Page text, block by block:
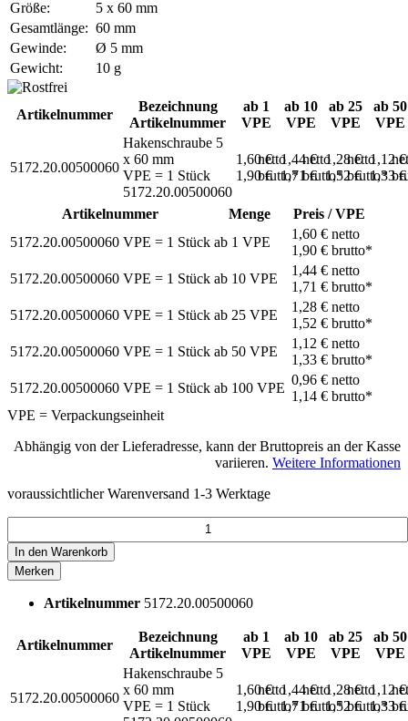
Größe:
5 x 60 mm
Gesamtlänge: 60 mm
Gewinde:
Ø 5 mm
Gewicht:
10 g
Artikelnummer
Bezeichnung
Artikelnummer
ab 1
VPE
ab 10
VPE
ab 25
VPE
ab 50
VPE
5172.20.00500060
Hakenschraube 5
x 60 mm
VPE = 1 Stück
5172.20.00500060
1,60 €
netto
1,90 €brutto*
1,44 €
netto
1,71 €brutto*
1,28 €
netto
1,52 €brutto*
1,12
1,33
Artikelnummer Menge
Preis / VPE
5172.20.00500060 VPE = 1 Stück ab 1 VPE
1,60 €netto
1,90 €brutto*
5172.20.00500060 VPE = 1 Stück ab 10 VPE
1,44 €netto
1,71 €brutto*
5172.20.00500060 VPE = 1 Stück ab 25 VPE
1,28 €netto
1,52 €brutto*
5172.20.00500060 VPE = 1 Stück ab 50 VPE
1,12 €netto
1,33 €brutto*
5172.20.00500060 VPE = 1 Stück ab 100 VPE
0,96 €netto
1,14 €brutto*
VPE = Verpackungseinheit
Abhängig von der Lieferadresse, kann der Bruttopreis an der Kasse
variieren. Weitere Informationen
voraussichtlicher Warenversand 1-3 Werktage
In den Warenkorb
Merken
Artikelnummer 5172.20.00500060
Artikelnummer
Bezeichnung
Artikelnummer
ab 1
VPE
ab 10
VPE
ab 25
VPE
ab 50
VPE
5172.20.00500060
Hakenschraube 5
x 60 mm
VPE = 1 Stück
1,60 €
netto
1,90 €brutto*
1,44 €
netto
1,71 €brutto*
1,28 €
netto
1,52 €brutto*
1,12
1,33